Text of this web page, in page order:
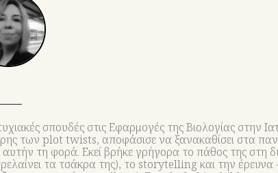
σπουδές στις Εφαρμογές της Βιολογίας στην
των plot twists, αποφάσισε να ξανακαθίσει στα
τη φορά. Εκεί βρήκε γρήγορα το πάθος της στη
τα τσάκρα της), το storytelling και την έρευνα